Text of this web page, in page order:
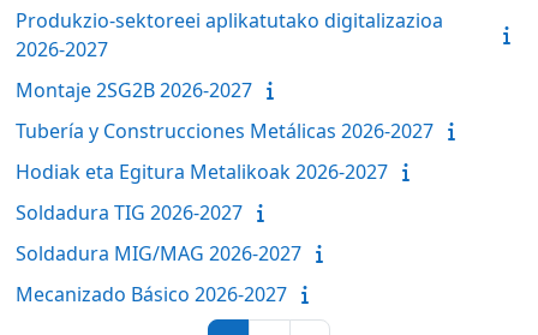
Produkzio-sektoreei aplikatutako digitalizazioa
2026-2027
Montaje 2SG2B 2026-2027
Tubería y Construcciones Metálicas 2026-2027
Hodiak eta Egitura Metalikoak 2026-2027
Soldadura TIG 2026-2027
Soldadura MIG/MAG 2026-2027
Mecanizado Básico 2026-2027